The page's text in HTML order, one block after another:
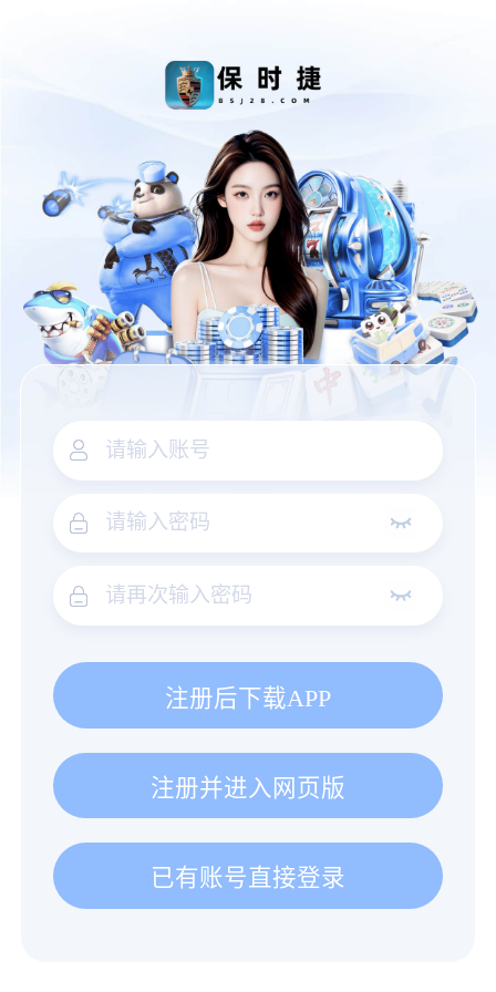
注册后下载APP
注册并进入网页版
已有账号直接登录